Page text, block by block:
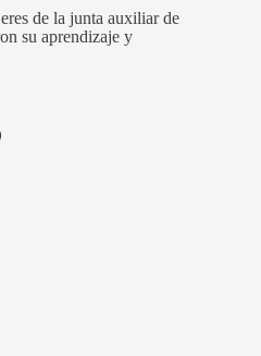
de la junta auxiliar de
su aprendizaje y